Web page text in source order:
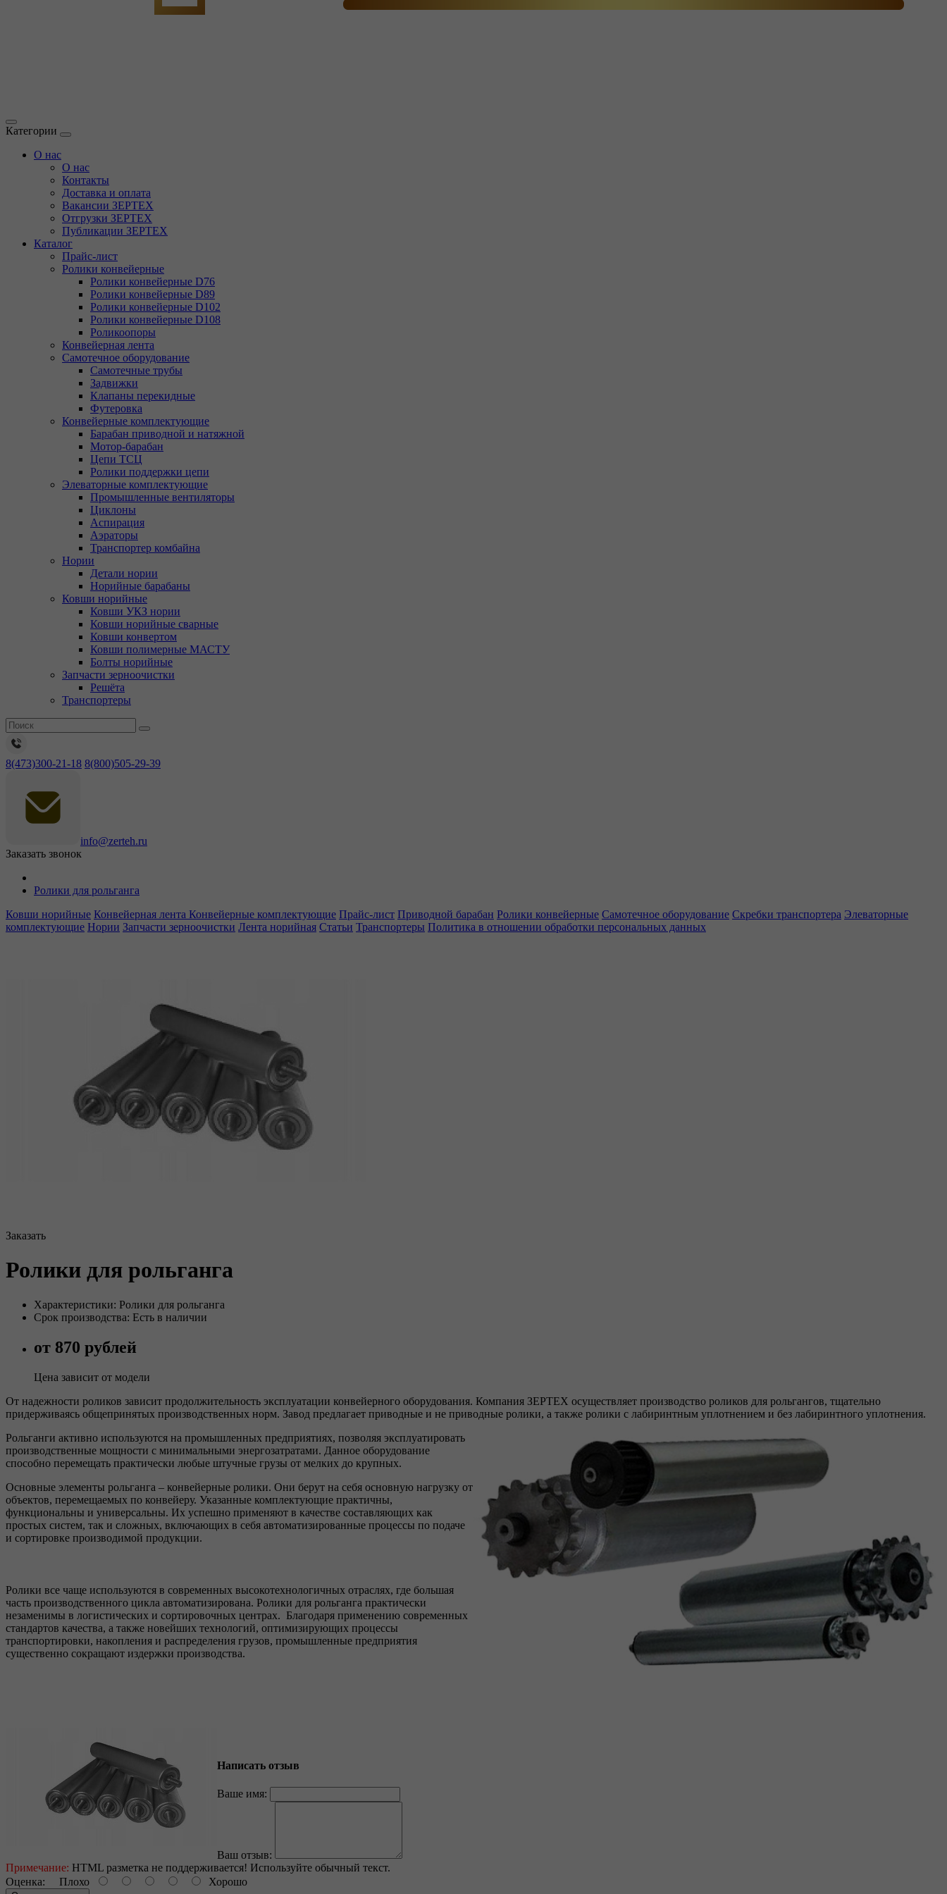
Категории
О нас
О нас
Контакты
Доставка и оплата
Вакансии ЗЕРТЕХ
Отгрузки ЗЕРТЕХ
Публикации ЗЕРТЕХ
Каталог
Прайс-лист
Ролики конвейерные
Ролики конвейерные D76
Ролики конвейерные D89
Ролики конвейерные D102
Ролики конвейерные D108
Роликоопоры
Конвейерная лента
Самотечное оборудование
Самотечные трубы
Задвижки
Клапаны перекидные
Футеровка
Конвейерные комплектующие
Барабан приводной и натяжной
Мотор-барабан
Цепи ТСЦ
Ролики поддержки цепи
Элеваторные комплектующие
Промышленные вентиляторы
Циклоны
Аспирация
Аэраторы
Транспортер комбайна
Нории
Детали нории
Норийные барабаны
Ковши норийные
Ковши УКЗ нории
Ковши норийные сварные
Ковши конвертом
Ковши полимерные МАСТУ
Болты норийные
Запчасти зерноочистки
Решёта
Транспортеры
8(473)300-21-18 8(800)505-29-39
info@zerteh.ru
Заказать звонок
Ролики для рольганга
Ковши норийные Конвейерная лента Конвейерные комплектующие Прайс-лист Приводной барабан Ролики конвейерные Самотечное оборудование Скребки транспортера Элеваторные
комплектующие Нории Запчасти зерноочистки Лента норийная Статьи Транспортеры Политика в отношении обработки персональных данных
Заказать
Ролики для рольганга
Характеристики: Ролики для рольганга
Срок производства: Есть в наличии
от 870 рублей
Цена зависит от модели
От надежности роликов зависит продолжительность эксплуатации конвейерного оборудования. Компания ЗЕРТЕХ осуществляет производство роликов для рольгангов, тщательно
придерживаясь общепринятых производственных норм. Завод предлагает приводные и не приводные ролики, а также ролики с лабиринтным уплотнением и без лабиринтного уплотнения.
Рольганги активно используются на промышленных предприятиях, позволяя эксплуатировать
производственные мощности с минимальными энергозатратами. Данное оборудование
способно перемещать практически любые штучные грузы от мелких до крупных.
Основные элементы рольганга – конвейерные ролики. Они берут на себя основную нагрузку от
объектов, перемещаемых по конвейеру. Указанные комплектующие практичны,
функциональны и универсальны. Их успешно применяют в качестве составляющих как
простых систем, так и сложных, включающих в себя автоматизированные процессы по подаче
и сортировке производимой продукции.
Ролики все чаще используются в современных высокотехнологичных отраслях, где большая
часть производственного цикла автоматизирована. Ролики для рольганга практически
незаменимы в логистических и сортировочных центрах. Благодаря применению современных
стандартов качества, а также новейших технологий, оптимизирующих процессы
транспортировки, накопления и распределения грузов, промышленные предприятия
существенно сокращают издержки производства.
Написать отзыв
Ваше имя:
Ваш отзыв:
Примечание: HTML разметка не поддерживается! Используйте обычный текст.
Оценка: Плохо Хорошо